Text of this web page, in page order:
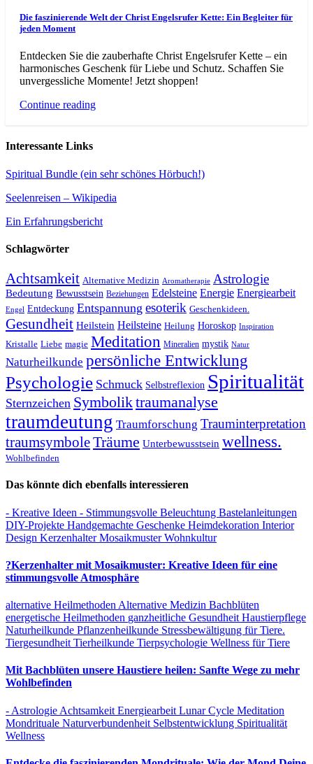
Die faszinierende Welt der Christ Engelsrufer Kette: Ein Begleiter für
jeden Moment
Entdecken Sie die zauberhafte Christ Engelsrufer Kette – ein
harmonisches Geschenk für Liebe und Schutz. Schaffen Sie
unvergessliche Momente! Jetzt shoppen!
Continue reading
Interessante Links
Spiritual Bundle (ein sehr schönes Hörbuch!)
Seelenreisen – Wikipedia
Ein Erfahrungsbericht
Schlagwörter
Achtsamkeit Alternative Medizin Aromatherapie Astrologie
Bedeutung Bewusstsein Beziehungen Edelsteine Energie Energiearbeit
Engel Entdeckung Entspannung esoterik Geschenkideen.
Gesundheit Heilstein Heilsteine Heilung Horoskop Inspiration
Kristalle Liebe magie Meditation Mineralien mystik Natur
Naturheilkunde persönliche Entwicklung
Psychologie Schmuck Selbstreflexion Spiritualität
Sternzeichen Symboliktraumanalyse
traumdeutung Traumforschung Trauminterpretation
traumsymboleTräume Unterbewusstsein wellness.
Wohlbefinden
Das könnte dich ebenfalls interessieren
- Kreative Ideen - Stimmungsvolle Beleuchtung Bastelanleitungen
DIY-Projekte Handgemachte Geschenke Heimdekoration Interior
Design KerzenhalterMosaikmusterWohnkultur
?Kerzenhalter mit Mosaikmuster: Kreative Ideen für eine
stimmungsvolle Atmosphäre
alternative Heilmethoden Alternative Medizin Bachblüten
energetische Heilmethoden ganzheitliche Gesundheit Haustierpflege
Naturheilkunde Pflanzenheilkunde Stressbewältigung für Tiere.
Tiergesundheit Tierheilkunde Tierpsychologie Wellness für Tiere
Mit Bachblüten unsere Haustiere heilen: Sanfte Wege zu mehr
Wohlbefinden
- Astrologie Achtsamkeit Energiearbeit Lunar Cycle Meditation
Mondrituale Naturverbundenheit Selbstentwicklung Spiritualität
Wellness